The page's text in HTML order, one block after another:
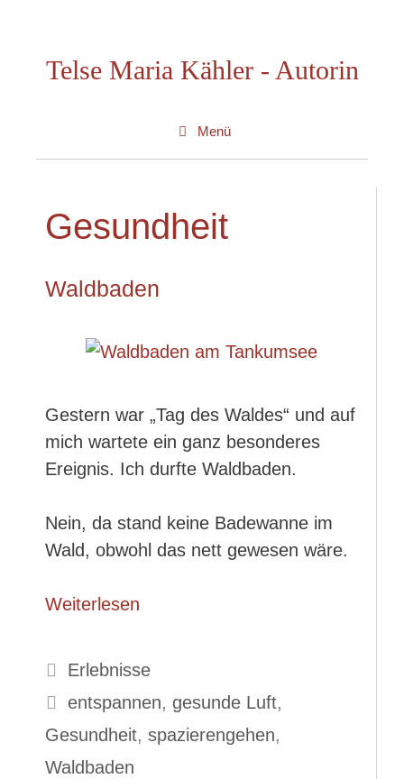
springenTelse Maria Kähler - Autorin
Menü
Gesundheit
Waldbaden
Gestern war „Tag des Waldes“ und auf
mich wartete ein ganz besonderes
Ereignis. Ich durfte Waldbaden.
Nein, da stand keine Badewanne im
Wald, obwohl das nett gewesen wäre.
Weiterlesen
Kategorien
Erlebnisse
Schlagwörter
entspannen, gesunde Luft,
Gesundheit, spazierengehen,
Waldbaden